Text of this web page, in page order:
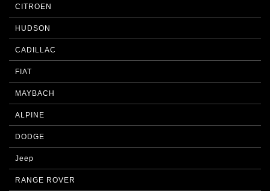
CITROEN
HUDSON
CADILLAC
FIAT
MAYBACH
ALPINE
DODGE
Jeep
RANGE ROVER